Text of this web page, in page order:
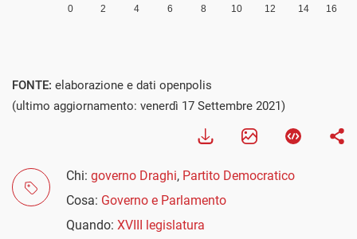
FONTE: elaborazione e dati openpolis
(ultimo aggiornamento: venerdì 17 Settembre 2021)
Chi: governo Draghi, Partito Democratico
Cosa: Governo e Parlamento
Quando: XVIII legislatura